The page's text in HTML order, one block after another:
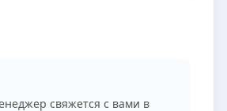
свяжется с вами в